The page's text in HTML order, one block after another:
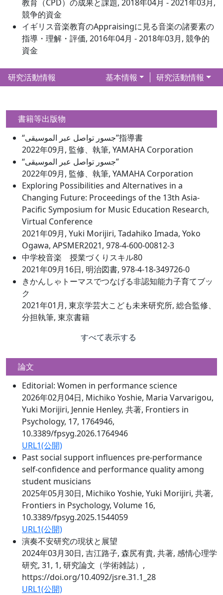
教育（CPD）の成果と課題, 2018年04月 - 2021年03月,
競争的資金
イギリス音楽教育のAppraisingに見る音楽の諸要素の
指導・理解・評価, 2016年04月 - 2018年03月, 競争的
資金
研究活動情報 基本情報 研究活動情報
書籍等出版物
“جسور تواصل عبر الموسيقى”指導書
2022年09月, 監修、執筆, YAMAHA Corporation
“جسور تواصل عبر الموسيقى”
2022年09月, 監修、執筆, YAMAHA Corporation
Exploring Possibilities and Alternatives in a
Changing Future: Proceedings of the 13th Asia-
Pacific Symposium for Music Education Research,
Virtual Conference
2021年09月, Yuki Morijiri, Tadahiko Imada, Yoko
Ogawa, APSMER2021, 978-4-600-00812-3
中学校音楽 授業づくりスキル80
2021年09月16日, 明治図書, 978-4-18-349726-0
きかんしゃトーマスでつなげる非認知能力子育てブッ
ク
2021年01月, 東京学芸大こども未来研究所, 総合監修、
分担執筆, 東京書籍
すべて表示する
論文
Editorial: Women in performance science
2026年02月04日, Michiko Yoshie, Maria Varvarigou,
Yuki Morijiri, Jennie Henley, 共著, Frontiers in
Psychology, 17, 1764946,
10.3389/fpsyg.2026.1764946
URL1(公開)
Past social support influences pre-performance
self-confidence and performance quality among
student musicians
2025年05月30日, Michiko Yoshie, Yuki Morijiri, 共著,
Frontiers in Psychology, Volume 16,
10.3389/fpsyg.2025.1544059
URL1(公開)
演奏不安研究の現状と展望
2024年03月30日, 吉江路子, 森尻有貴, 共著, 感情心理学
研究, 31, 1, 研究論文（学術雑誌）,
https://doi.org/10.4092/jsre.31.1_28
URL1(公開)